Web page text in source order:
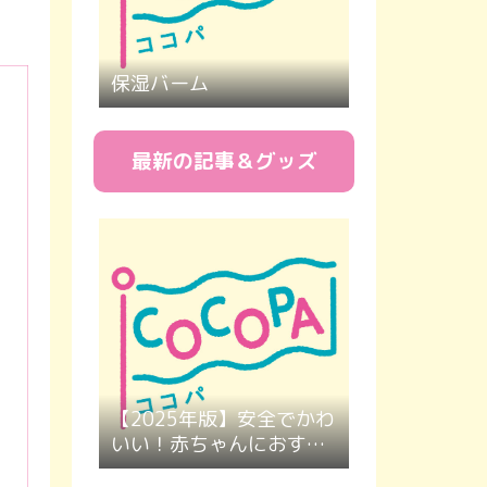
保湿バーム
最新の記事＆グッズ
【2025年版】安全でかわ
いい！赤ちゃんにおすす
めのカラーボール４選｜